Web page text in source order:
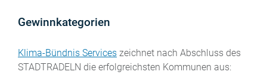
Gewinnkategorien
Klima-Bündnis Services zeichnet nach Abschluss des
STADTRADELN die erfolgreichsten Kommunen aus: